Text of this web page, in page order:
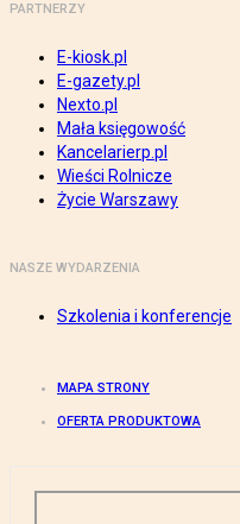
PARTNERZY
E-kiosk.pl
E-gazety.pl
Nexto.pl
Mała księgowość
Kancelarierp.pl
Wieści Rolnicze
Życie Warszawy
NASZE WYDARZENIA
Szkolenia i konferencje
MAPA STRONY
OFERTA PRODUKTOWA